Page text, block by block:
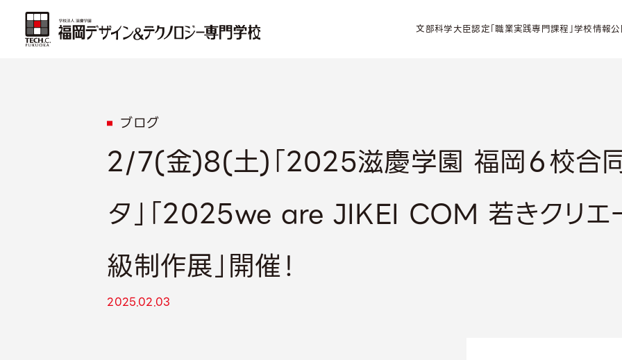
文部科学大臣認定「職業実践専門課程」学校情報
ブログ
2/7(金)8(土)「2025滋慶学園 福岡６校合
タ」「2025we are JIKEI COM 若きクリ
級制作展」開催！
2025.02.03